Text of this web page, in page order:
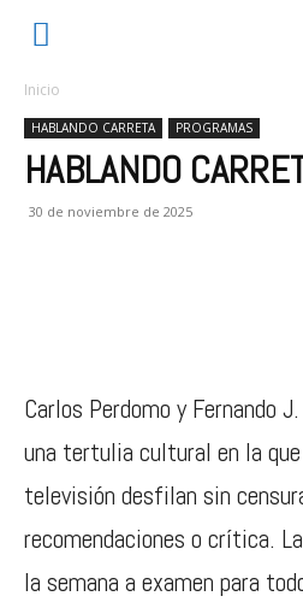
Inicio
HABLANDO CARRETA PROGRAMAS
HABLANDO
30 de noviembre de 2025
Carlos Perdomo y Fernando
una tertulia cultural en la
televisión desfilan sin
recomendaciones o crítica.
la semana a examen para